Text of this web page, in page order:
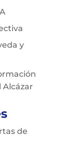
y
Alcázar
de